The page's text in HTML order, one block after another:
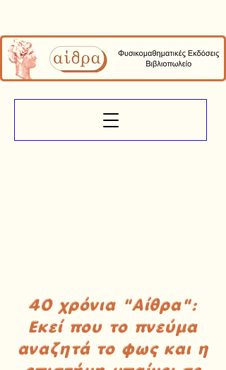
40 χρόνια "Αίθρα":
Εκεί που το πνεύμα
αναζητά το φως και η